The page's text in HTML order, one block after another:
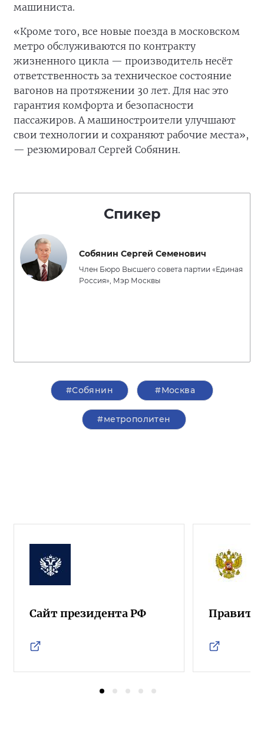
машиниста.
«Кроме того, все новые поезда в московском
метро обслуживаются по контракту
жизненного цикла — производитель несёт
ответственность за техническое состояние
вагонов на протяжении 30 лет. Для нас это
гарантия комфорта и безопасности
пассажиров. А машиностроители улучшают
свои технологии и сохраняют рабочие места»,
— резюмировал Сергей Собянин.
Спикер
Собянин Сергей Семенович
Член Бюро Высшего совета партии «Единая
Россия», Мэр Москвы
#Собянин #Москва
#метрополитен
Сайт президента РФ